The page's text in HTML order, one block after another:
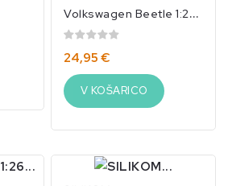
Volkswagen Beetle 1:24
Roza/IKO-3520
24,95 €
V KOŠARICO